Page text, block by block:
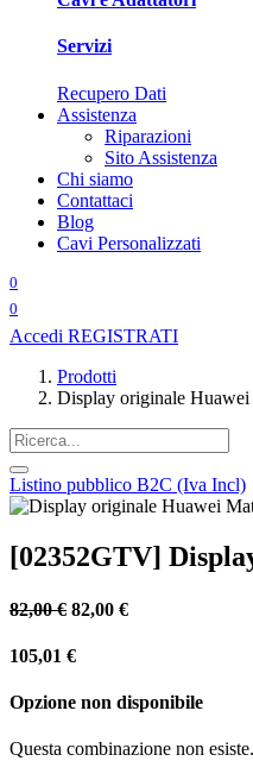
Servizi
Recupero Dati
Assistenza
Riparazioni
Sito Assistenza
Chi siamo
Contattaci
Blog
Cavi Personalizzati
0
0
Accedi REGISTRATI
Prodotti
Display originale
Listino pubblico B2C (Iva Incl)
[02352GTV]
82,00€ 82,00 €
105,01 €
Opzione non disponibile
Questa combinazione non esiste.